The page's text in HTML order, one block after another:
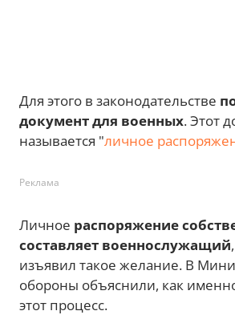
Для этого в законодательстве
документ для военных. Этот
называется "личное
Реклама
Личное распоряжение
составляет военнослужащий
изъявил такое желание. В
обороны объяснили, как
этот процесс.